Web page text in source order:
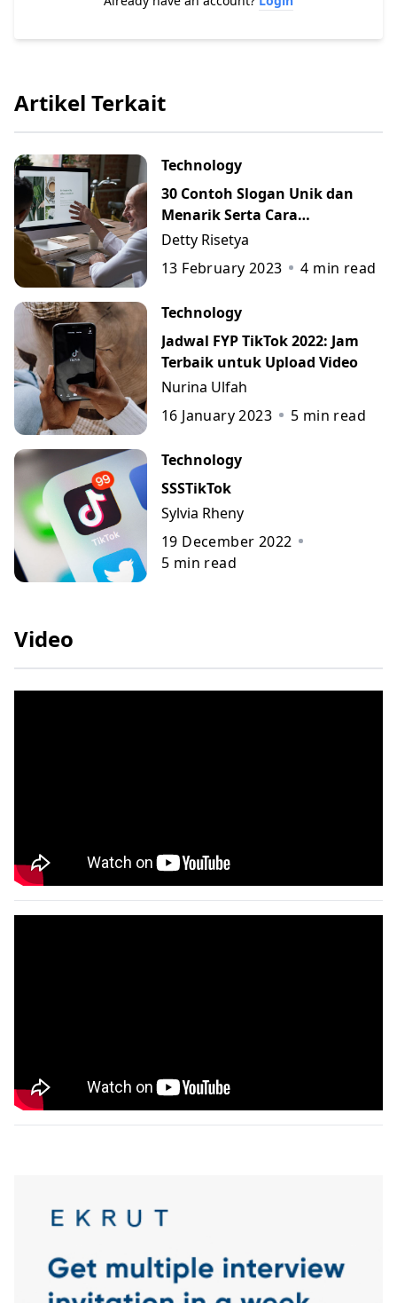
Artikel Terkait
Technology
30 Contoh Slogan Unik dan
Menarik Serta Cara
Membuatnya
Detty Risetya
13 February 2023
4 min read
Technology
Jadwal FYP TikTok 2022: Jam
Terbaik untuk Upload Video
Nurina Ulfah
16 January 2023
5 min read
Technology
SSSTikTok
Sylvia Rheny
19 December 2022
5 min read
Video